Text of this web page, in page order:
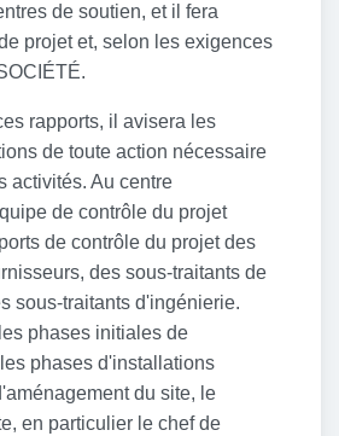
de soutien, et il fera
projet et, selon les exigences
rapports, il avisera les
de toute action nécessaire
activités. Au centre
de contrôle du projet
de contrôle du projet des
des sous-traitants de
sous-traitants d'ingénierie.
phases initiales de
phases d'installations
du site, le
en particulier le chef de